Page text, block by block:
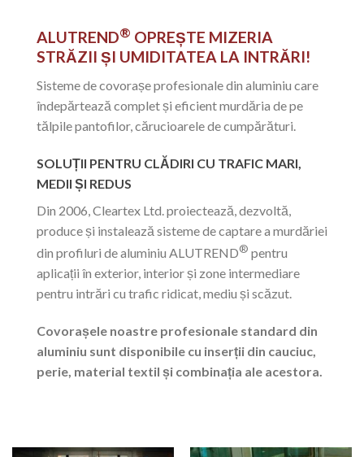
ALUTREND® OPREȘTE MIZERIA
STRĂZII ȘI UMIDITATEA LA INTRĂRI!
Sisteme de covorașe profesionale din aluminiu care
îndepărtează complet și eficient murdăria de pe
tălpile pantofilor, cărucioarele de cumpărături.
SOLUȚII PENTRU CLĂDIRI CU TRAFIC MARI,
MEDII ȘI REDUS
Din 2006, Cleartex Ltd. proiectează, dezvoltă,
produce și instalează sisteme de captare a murdăriei
din profiluri de aluminiu ALUTREND® pentru
aplicații în exterior, interior și zone intermediare
pentru intrări cu trafic ridicat, mediu și scăzut.
Covorașele noastre profesionale standard din
aluminiu sunt disponibile cu inserții din cauciuc,
perie, material textil și combinația ale acestora.